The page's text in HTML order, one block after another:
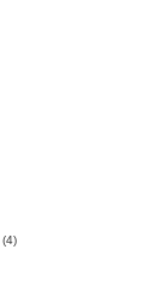
(4)